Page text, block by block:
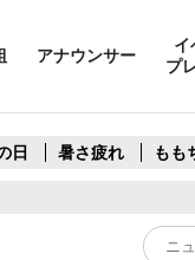
アナウンサー
イ
プ
日 暑さ疲れ もも